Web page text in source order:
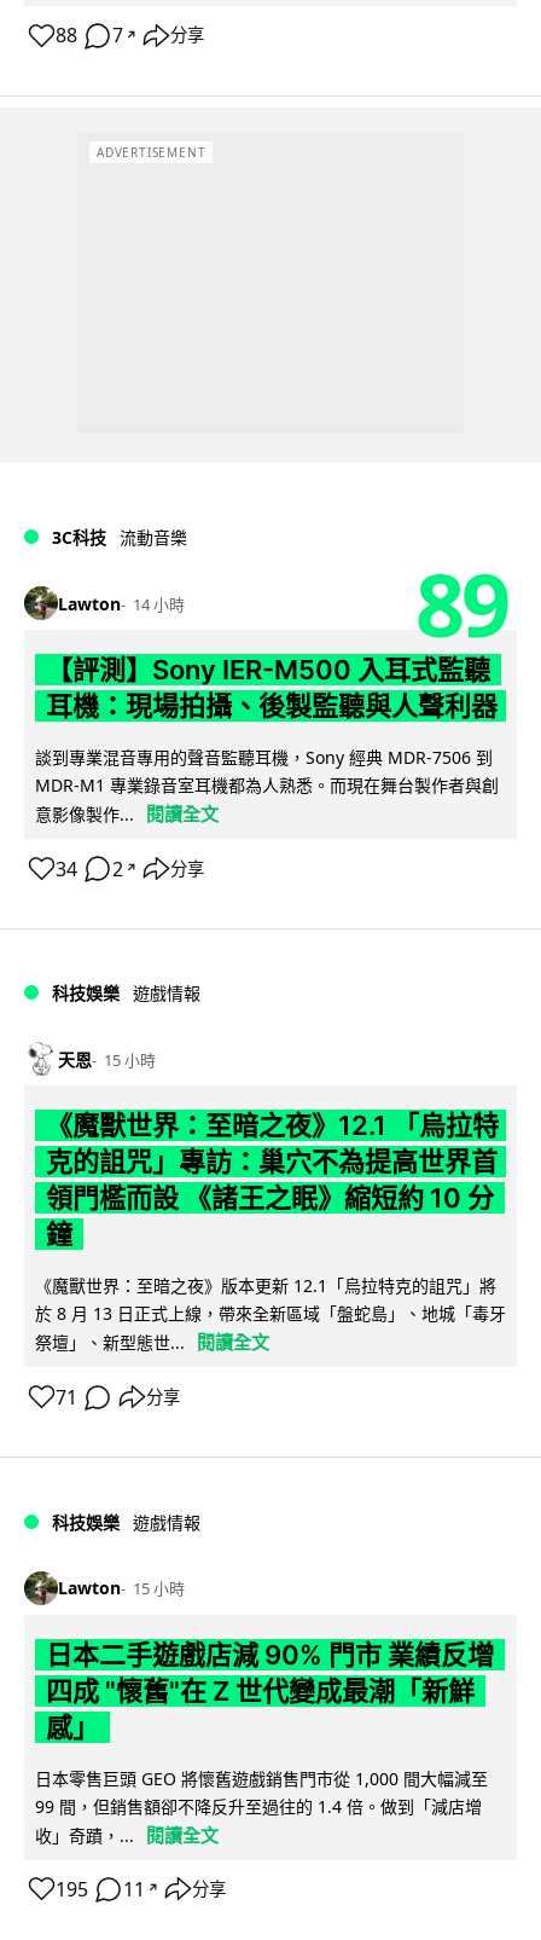
88 7 ↗ 分享
ADVERTISEMENT
3C科技 流動音樂
Lawton 14 小時 89
【評測】Sony IER-M500 入耳式監聽
耳機：現場拍攝、後製監聽與人聲利器
談到專業混音專用的聲音監聽耳機，Sony 經典 MDR-7506 到
MDR-M1 專業錄音室耳機都為人熟悉。而現在舞台製作者與創
意影像製作...
閱讀全文
34 2 ↗ 分享
科技娛樂 遊戲情報
天恩 15 小時
《魔獸世界：至暗之夜》12.1 「烏拉特
克的詛咒」專訪：巢穴不為提高世界首
領門檻而設 《諸王之眠》縮短約 10 分
鐘
《魔獸世界：至暗之夜》版本更新 12.1「烏拉特克的詛咒」將
於 8 月 13 日正式上線，帶來全新區域「盤蛇島」、地城「毒牙
祭壇」、新型態世...
閱讀全文
71 分享
科技娛樂 遊戲情報
Lawton 15 小時
日本二手遊戲店減 90% 門市 業績反增
四成 "懷舊"在 Z 世代變成最潮「新鮮
感」
日本零售巨頭 GEO 將懷舊遊戲銷售門市從 1,000 間大幅減至
99 間，但銷售額卻不降反升至過往的 1.4 倍。做到「減店增
收」奇蹟，...
閱讀全文
195 11 ↗ 分享